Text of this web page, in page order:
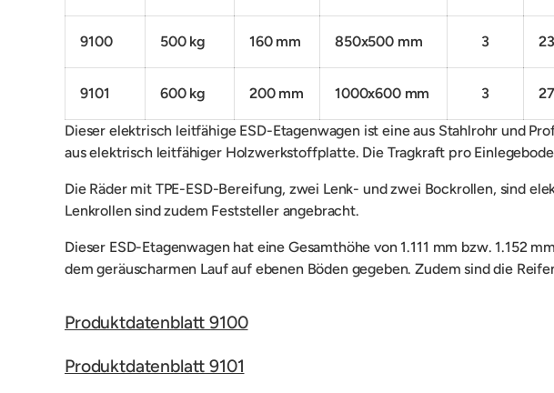
9100 500 kg 160 mm 850x500 mm 3
9101 600 kg 200 mm 1000x600 mm 3
Dieser elektrisch leitfähige ESD-Etagenwagen ist eine aus Stahlrohr und
aus elektrisch leitfähiger Holzwerkstoffplatte. Die Tragkraft pro
Die Räder mit TPE-ESD-Bereifung, zwei Lenk- und zwei Bockrollen, sind
Lenkrollen sind zudem Feststeller angebracht.
Dieser ESD-Etagenwagen hat eine Gesamthöhe von 1.111 mm bzw. 1.152
dem geräuscharmen Lauf auf ebenen Böden gegeben. Zudem sind die
Produktdatenblatt 9100
Produktdatenblatt 9101